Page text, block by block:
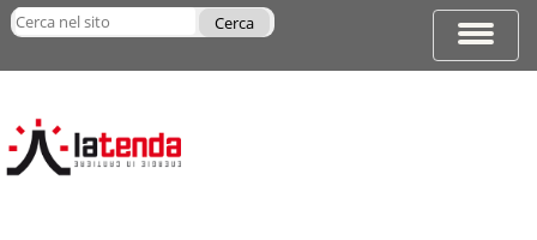
Salta
ai
|
navigazione
Espandi
di
Cerca nel sito
avanzata…